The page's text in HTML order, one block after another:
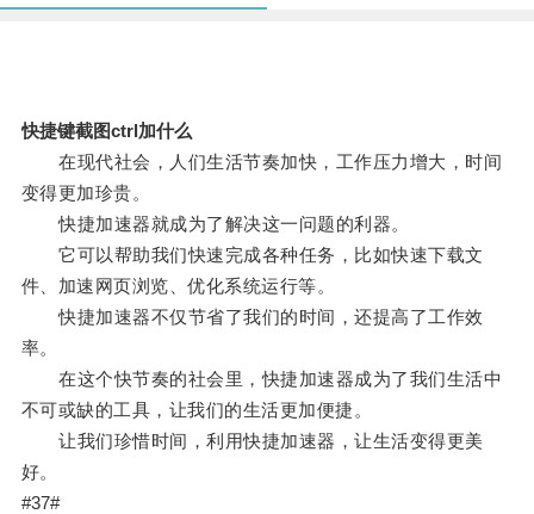
快捷键截图ctrl加什么
在现代社会，人们生活节奏加快，工作压力增大，时间
变得更加珍贵。
快捷加速器就成为了解决这一问题的利器。
它可以帮助我们快速完成各种任务，比如快速下载文
件、加速网页浏览、优化系统运行等。
快捷加速器不仅节省了我们的时间，还提高了工作效
率。
在这个快节奏的社会里，快捷加速器成为了我们生活中
不可或缺的工具，让我们的生活更加便捷。
让我们珍惜时间，利用快捷加速器，让生活变得更美
好。
#37#